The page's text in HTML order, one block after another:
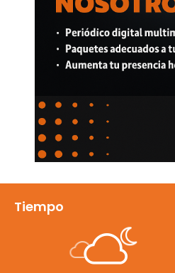
Tiempo